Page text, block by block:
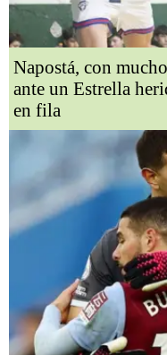
Napostá, con
ante un Estrella
en fila